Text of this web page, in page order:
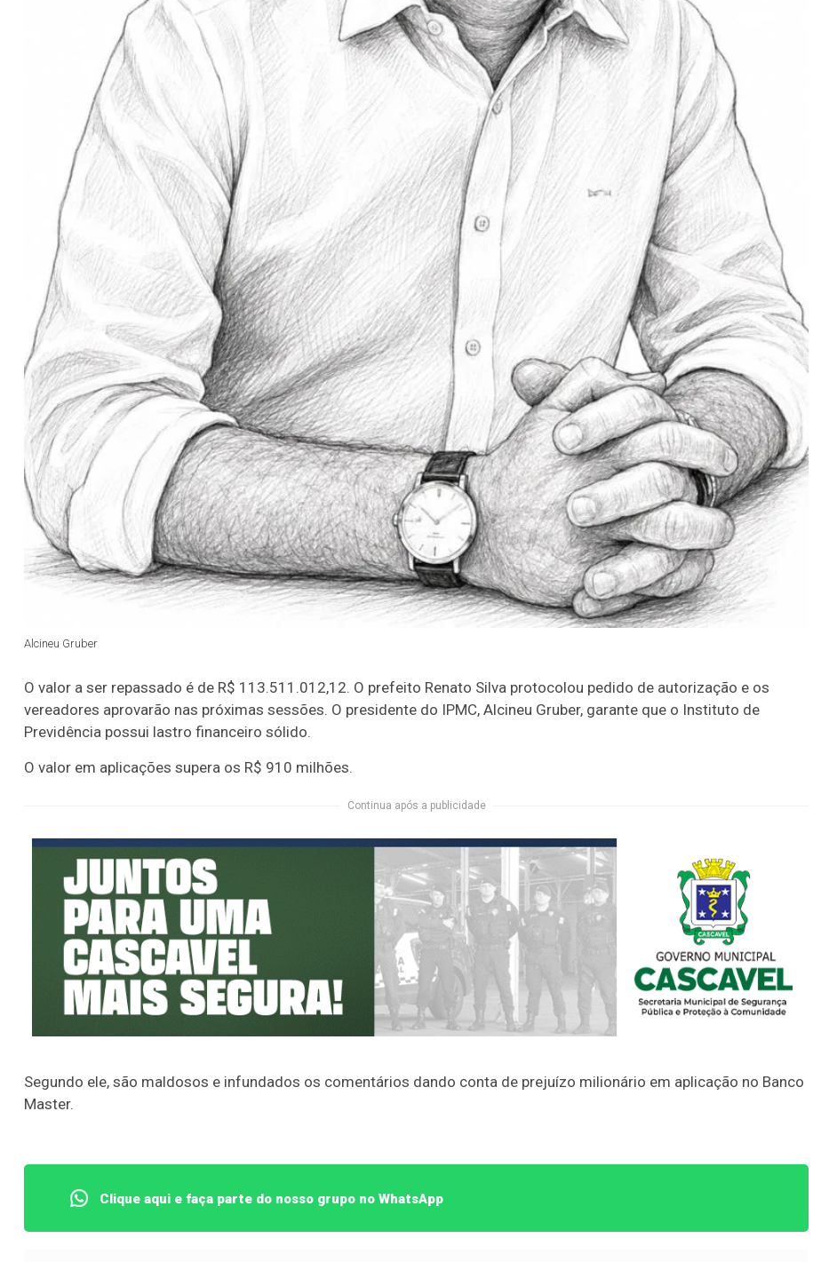
Alcineu Gruber
O valor a ser repassado é de R$ 113.511.012,12. O prefeito Renato Silva protocolou pedido de autorização e os
vereadores aprovarão nas próximas sessões. O presidente do IPMC, Alcineu Gruber, garante que o Instituto de
Previdência possui lastro financeiro sólido.
O valor em aplicações supera os R$ 910 milhões.
Continua após a publicidade
Segundo ele, são maldosos e infundados os comentários dando conta de prejuízo milionário em aplicação no Banco
Master.
Clique aqui e faça parte do nosso grupo no WhatsApp